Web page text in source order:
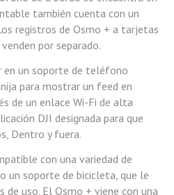
también cuenta con un
registros de Osmo + a tarjetas
por separado.
en un soporte de teléfono
para mostrar un feed en
de un enlace Wi-Fi de alta
DJI designada para que
Dentro y fuera.
con una variedad de
un soporte de bicicleta, que le
uso. El Osmo + viene con una